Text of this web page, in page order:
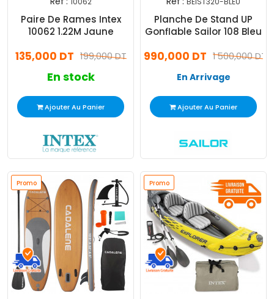
Paire De Rames Intex
10062 1.22M Jaune
199,000 DT
135,000 DT
En stock
Ajouter Au Panier
Planche De Stand UP
Gonflable Sailor 108 Bleu
1 500,000 DT
990,000 DT
En Arrivage
Ajouter Au Panier
Promo Promo